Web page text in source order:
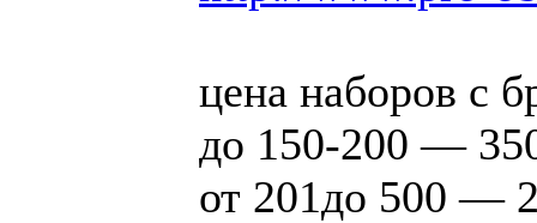
цена наборов с
до 150-200 —
от 201до 500 —